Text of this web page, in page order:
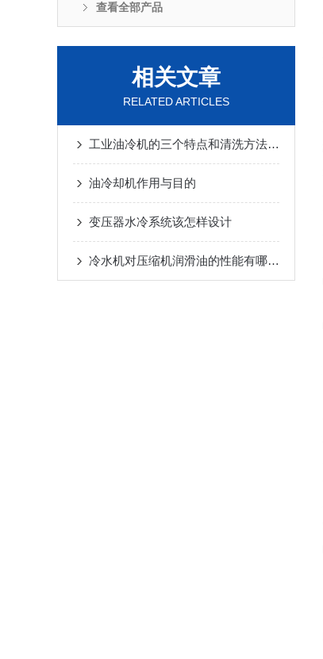
查看全部产品
相关文章
RELATED ARTICLES
工业油冷机的三个特点和清洗方法说明
油冷却机作用与目的
变压器水冷系统该怎样设计
冷水机对压缩机润滑油的性能有哪些要求